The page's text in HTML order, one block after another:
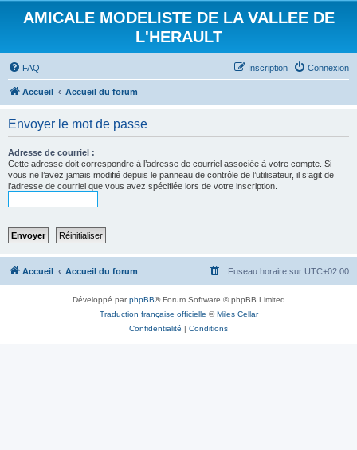
AMICALE MODELISTE DE LA VALLEE DE
L'HERAULT
FAQ Connexion
Inscription
Accueil Accueil du forum
Envoyer le mot de passe
Adresse de courriel :
Cette adresse doit correspondre à l’adresse de courriel associée à votre compte. Si
vous ne l’avez jamais modifié depuis le panneau de contrôle de l’utilisateur, il s’agit de
l’adresse de courriel que vous avez spécifiée lors de votre inscription.
Accueil Accueil du forum Fuseau horaire sur UTC+02:00
Développé parphpBB® Forum Software © phpBB Limited
Traduction française officielle ©Miles Cellar
Confidentialité | Conditions